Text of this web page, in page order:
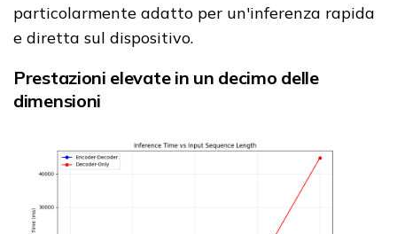
particolarmente adatto per un'inferenza rapida
e diretta sul dispositivo.
Prestazioni elevate in un decimo delle
dimensioni